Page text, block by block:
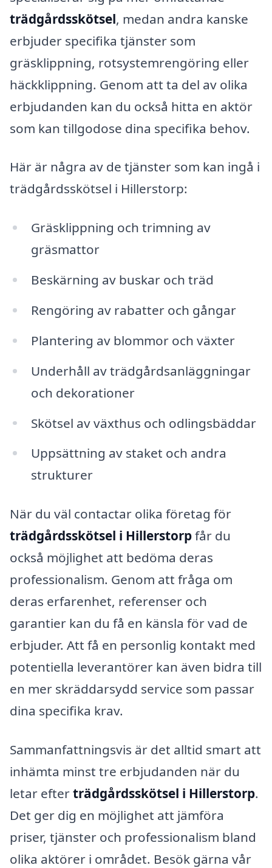
trädgårdsskötsel, medan andra kanske
erbjuder specifika tjänster som
gräsklippning, rotsystemrengöring eller
häckklippning. Genom att ta del av olika
erbjudanden kan du också hitta en aktör
som kan tillgodose dina specifika behov.
Här är några av de tjänster som kan ingå i
trädgårdsskötsel i Hillerstorp:
Gräsklippning och trimning av
gräsmattor
Beskärning av buskar och träd
Rengöring av rabatter och gångar
Plantering av blommor och växter
Underhåll av trädgårdsanläggningar
och dekorationer
Skötsel av växthus och odlingsbäddar
Uppsättning av staket och andra
strukturer
När du väl contactar olika företag för
trädgårdsskötsel i Hillerstorpfår du
också möjlighet att bedöma deras
professionalism. Genom att fråga om
deras erfarenhet, referenser och
garantier kan du få en känsla för vad de
erbjuder. Att få en personlig kontakt med
potentiella leverantörer kan även bidra till
en mer skräddarsydd service som passar
dina specifika krav.
Sammanfattningsvis är det alltid smart att
inhämta minst tre erbjudanden när du
letar efterträdgårdsskötsel i Hillerstorp.
Det ger dig en möjlighet att jämföra
priser, tjänster och professionalism bland
olika aktörer i området. Besök gärna vår